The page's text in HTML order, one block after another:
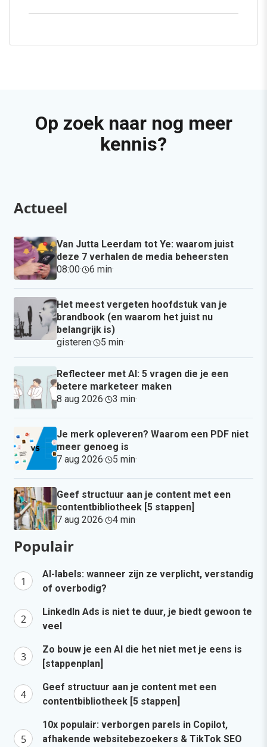
Op zoek naar nog meer
kennis?
Actueel
Van Jutta Leerdam tot Ye: waarom juist
deze 7 verhalen de media beheersten
08:00· 6 min·
Het meest vergeten hoofdstuk van je
brandbook (en waarom het juist nu
belangrijk is)
gisteren· 5 min·
Reflecteer met AI: 5 vragen die je een
betere marketeer maken
8 aug 2026· 3 min·
Je merk opleveren? Waarom een PDF niet
meer genoeg is
7 aug 2026· 5 min·
Geef structuur aan je content met een
contentbibliotheek [5 stappen]
7 aug 2026· 4 min·
Populair
AI-labels: wanneer zijn ze verplicht, verstandig
of overbodig?
LinkedIn Ads is niet te duur, je biedt gewoon te
veel
Zo bouw je een AI die het niet met je eens is
[stappenplan]
Geef structuur aan je content met een
contentbibliotheek [5 stappen]
10x populair: verborgen parels in Copilot,
afhakende websitebezoekers & TikTok SEO